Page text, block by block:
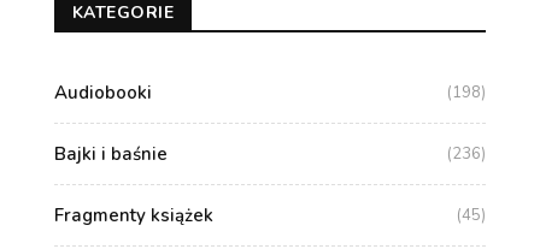
KATEGORIE
Audiobooki (198)
Bajki i baśnie (236)
Fragmenty książek (45)